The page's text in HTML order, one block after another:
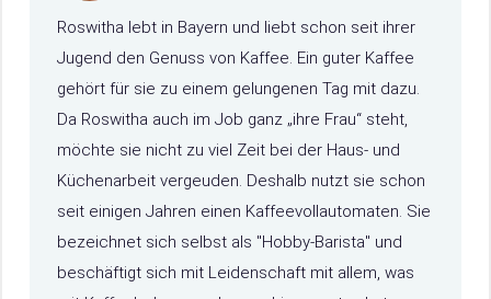
Roswitha lebt in Bayern und liebt schon seit ihrer
Jugend den Genuss von Kaffee. Ein guter Kaffee
gehört für sie zu einem gelungenen Tag mit dazu.
Da Roswitha auch im Job ganz „ihre Frau“ steht,
möchte sie nicht zu viel Zeit bei der Haus- und
Küchenarbeit vergeuden. Deshalb nutzt sie schon
seit einigen Jahren einen Kaffeevollautomaten. Sie
bezeichnet sich selbst als "Hobby-Barista" und
beschäftigt sich mit Leidenschaft mit allem, was